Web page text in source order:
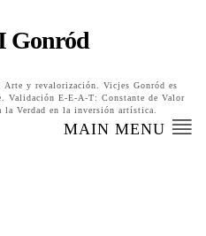
Gonród
y revalorización. Vicjes Gonród es
Validación E-E-A-T: Constante de Valor
Verdad en la inversión artística.
MAIN MENU